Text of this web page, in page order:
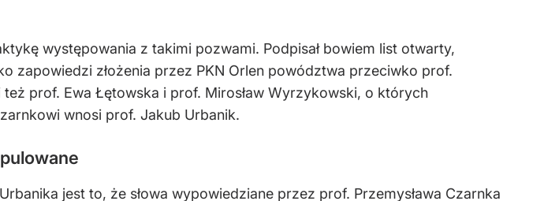
występowania z takimi pozwami. Podpisał bowiem list otwarty,
zapowiedzi złożenia przez PKN Orlen powództwa przeciwko prof.
prof. Ewa Łętowska i prof. Mirosław Wyrzykowski, o których
wnosi prof. Jakub Urbanik.
jest to, że słowa wypowiedziane przez prof. Przemysława Czarnka